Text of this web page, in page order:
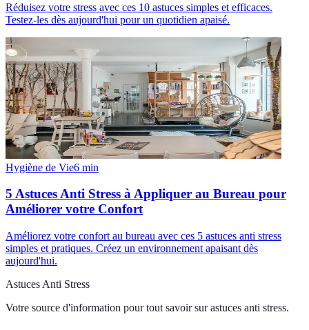
Réduisez votre stress avec ces 10 astuces simples et efficaces.
Testez-les dès aujourd'hui pour un quotidien apaisé.
Hygiène de Vie6 min
5 Astuces Anti Stress à Appliquer au Bureau pour
Améliorer votre Confort
Améliorez votre confort au bureau avec ces 5 astuces anti stress
simples et pratiques. Créez un environnement apaisant dès
aujourd'hui.
Astuces Anti Stress
Votre source d'information pour tout savoir sur astuces anti stress.